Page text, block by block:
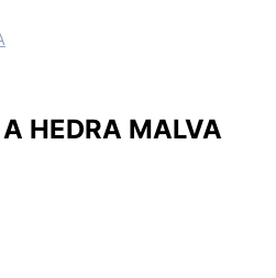
HEDRA MALVA